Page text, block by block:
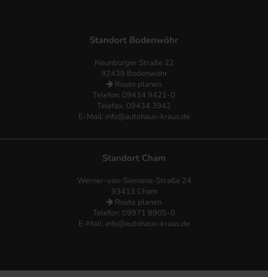
Standort Bodenwöhr
Neunburger Straße 22
92439 Bodenwöhr
Route planen
Telefon: 09434 9421-0
Telefax: 09434 3942
E-Mail: info@autohaus-kraus.de
Standort Cham
Werner-von-Siemens-Straße 24
93413 Cham
Route planen
Telefon: 09971 8905-0
E-Mail: info@autohaus-kraus.de